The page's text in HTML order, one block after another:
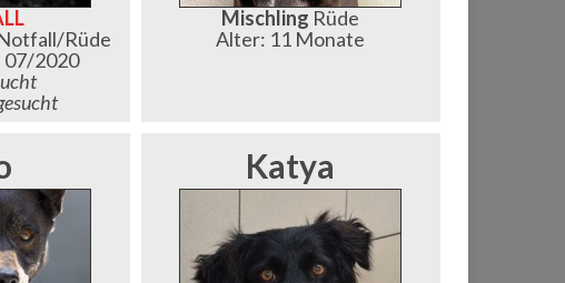
Rüde
07/2020
Mischling Rüde
Alter: 11 Monate
Katya